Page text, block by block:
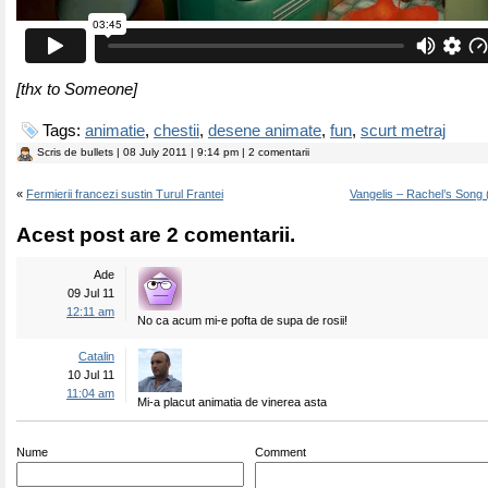
[thx to Someone]
Tags: animatie, chestii, desene animate, fun, scurt metraj
Scris de bullets | 08 July 2011 | 9:14 pm | 2 comentarii
« Fermierii francezi sustin Turul Frantei Vangelis – Rachel’s
Acest post are 2 comentarii.
Ade
09 Jul 11
12:11 am
No ca acum mi-e pofta de supa de rosii!
Catalin
10 Jul 11
11:04 am
Mi-a placut animatia de vinerea asta
Nume Comment